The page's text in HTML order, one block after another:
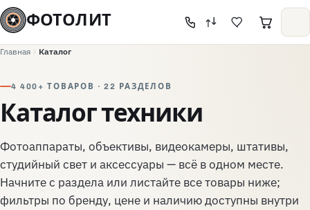
ФОТОЛИТ
Главная Каталог
4 400+ ТОВАРОВ · 22 РАЗДЕЛОВ
Каталог техники
Фотоаппараты, объективы, видеокамеры, штативы,
студийный свет и аксессуары — всё в одном месте.
Начните с раздела или листайте все товары ниже;
фильтры по бренду, цене и наличию доступны внутри